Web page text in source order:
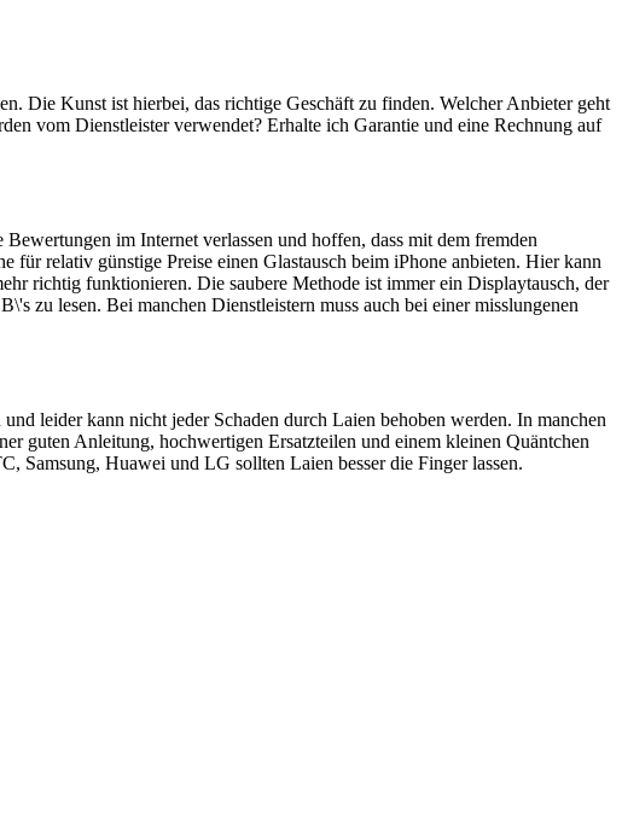
Die Kunst ist hierbei, das richtige Geschäft zu finden. Welcher Anbieter geht
vom Dienstleister verwendet? Erhalte ich Garantie und eine Rechnung auf
im Internet verlassen und hoffen, dass mit dem fremden
relativ günstige Preise einen Glastausch beim iPhone anbieten. Hier kann
richtig funktionieren. Die saubere Methode ist immer ein Displaytausch, der
zu lesen. Bei manchen Dienstleistern muss auch bei einer misslungenen
leider kann nicht jeder Schaden durch Laien behoben werden. In manchen
guten Anleitung, hochwertigen Ersatzteilen und einem kleinen Quäntchen
Samsung, Huawei und LG sollten Laien besser die Finger lassen.